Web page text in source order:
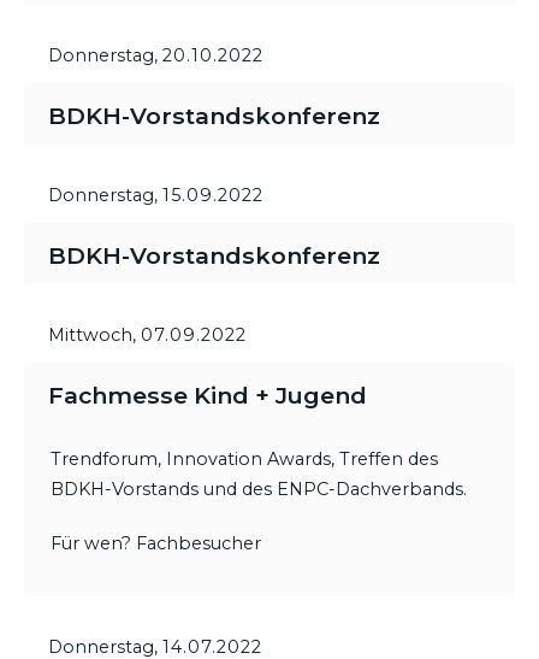
Donnerstag, 20.10.2022
BDKH-Vorstandskonferenz
Donnerstag, 15.09.2022
BDKH-Vorstandskonferenz
Mittwoch, 07.09.2022
Fachmesse Kind + Jugend
Trendforum, Innovation Awards, Treffen des
BDKH-Vorstands und des ENPC-Dachverbands.
Für wen? Fachbesucher
Donnerstag, 14.07.2022